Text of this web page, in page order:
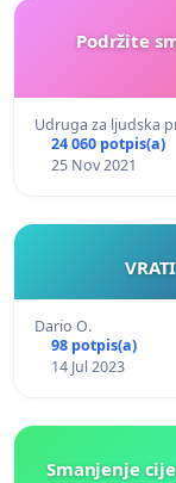
Podržite
Udruga za ljudska
24 060 potpis(a)
25 Nov 2021
Dario O.
98 potpis(a)
14 Jul 2023
Smanjenje